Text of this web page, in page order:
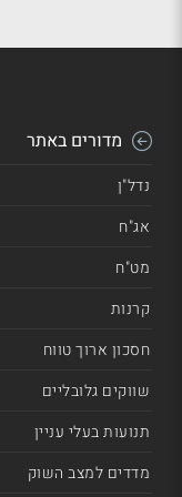
מדורים באתר
נדל"ן
אג"ח
מט"ח
קרנות
חסכון ארוך טווח
שווקים גלובליים
תנועות בעלי עניין
מדדים למצב השוק